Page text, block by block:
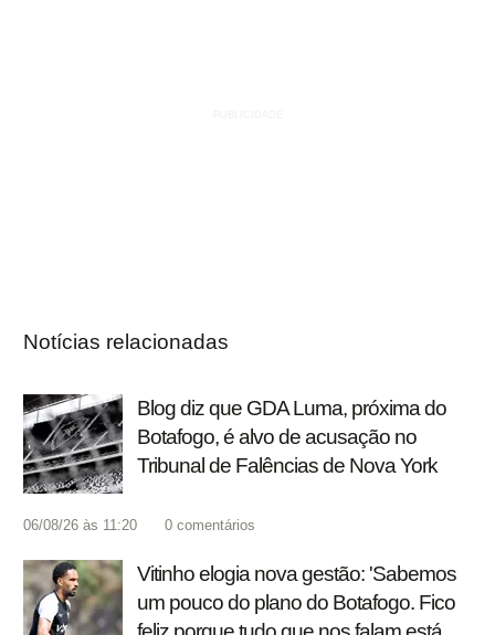
Notícias relacionadas
Blog diz que GDA Luma, próxima do
Botafogo, é alvo de acusação no
Tribunal de Falências de Nova York
06/08/26 às 11:20 0 comentários
Vitinho elogia nova gestão: 'Sabemos
um pouco do plano do Botafogo. Fico